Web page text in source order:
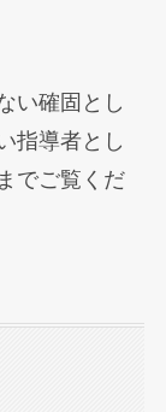
い確固とし
指導者とし
でご覧くだ